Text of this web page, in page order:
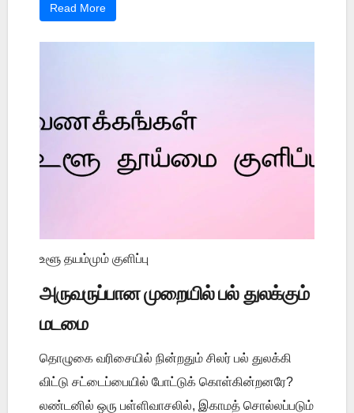
Read More
உளூ தயம்மும் குளிப்பு
அருவருப்பான முறையில் பல் துலக்கும்
மடமை
தொழுகை வரிசையில் நின்றதும் சிலர் பல் துலக்கி
விட்டு சட்டைப்பையில் போட்டுக் கொள்கின்றனரே?
லண்டனில் ஒரு பள்ளிவாசலில், இகாமத் சொல்லப்படும்